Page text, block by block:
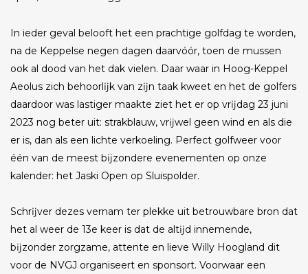
In ieder geval belooft het een prachtige golfdag te worden,
na de Keppelse negen dagen daarvóór, toen de mussen
ook al dood van het dak vielen. Daar waar in Hoog-Keppel
Aeolus zich behoorlĳk van zĳn taak kweet en het de golfers
daardoor was lastiger maakte ziet het er op vrĳdag 23 juni
2023 nog beter uit: strakblauw, vrĳwel geen wind en als die
er is, dan als een lichte verkoeling. Perfect golfweer voor
één van de meest bĳzondere evenementen op onze
kalender: het Jaski Open op Sluispolder.
Schrĳver dezes vernam ter plekke uit betrouwbare bron dat
het al weer de 13e keer is dat de altĳd innemende,
bĳzonder zorgzame, attente en lieve Willy Hoogland dit
voor de NVGJ organiseert en sponsort. Voorwaar een